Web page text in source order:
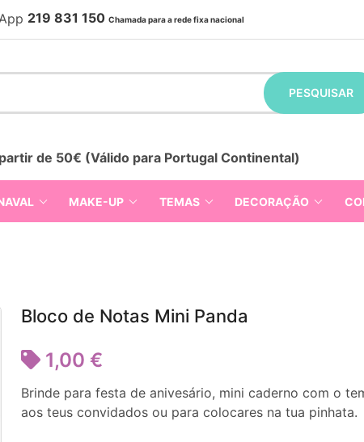
219 831 150 Chamada para a rede fixa nacional
PESQUISAR
de 50€ (Válido para Portugal Continental)
MAKE-UP TEMAS DECORAÇÃO
Bloco de Notas Mini Panda
1,00 €
Brinde para festa de anivesário, mini caderno com o
aos teus convidados ou para colocares na tua pinhata.